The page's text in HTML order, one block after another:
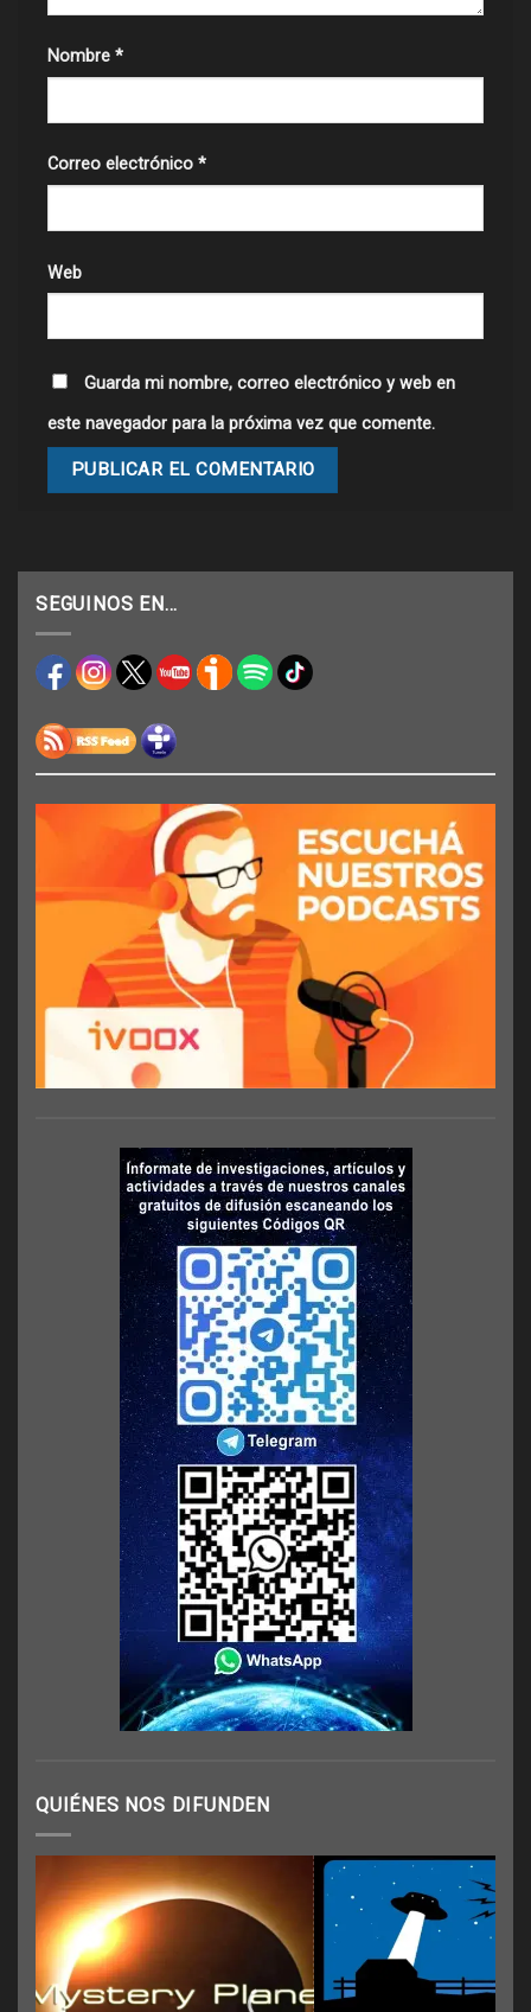
Nombre *
Correo electrónico *
Web
Guarda mi nombre, correo electrónico y web en
este navegador para la próxima vez que comente.
SEGUINOS EN…
QUIÉNES NOS DIFUNDEN